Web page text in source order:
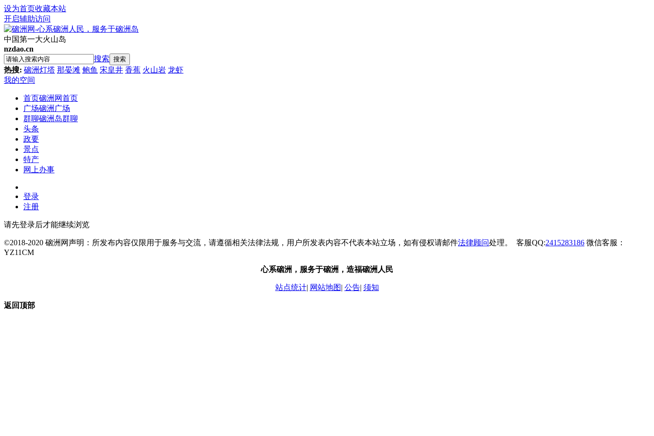
设为首页收藏本站
开启辅助访问
中国第一大火山岛
nzdao.cn
搜索 搜索
热搜: 硇洲灯塔 那晏滩 鲍鱼 宋皇井 香蕉 火山岩 龙虾
我的空间
首页硇洲网首页
广场硇洲广场
群聊硇洲岛群聊
头条
政要
景点
特产
网上办事
登录
注册
请先登录后才能继续浏览
©2018-2020 硇洲网声明：所发布内容仅限用于服务与交流，请遵循相关法律法规，用户所发表内容不代表本站立场，如有侵权请邮件法律顾问处理。 客服QQ:2415283186 微信客服：
YZ11CM
心系硇洲，服务于硇洲，造福硇洲人民
站点统计| 网站地图| 公告| 须知
返回顶部